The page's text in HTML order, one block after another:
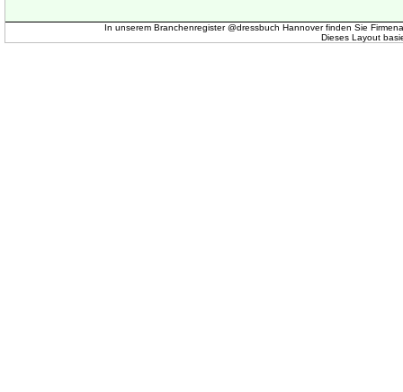
In unserem Branchenregister @dressbuch Hannover finden Sie
Dieses Layout